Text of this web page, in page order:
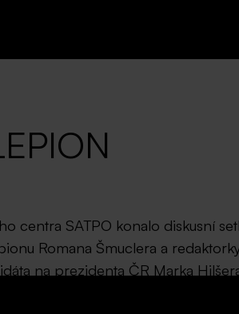
centra SATPO konalo diskusní
Romana Šmuclera a
na prezidenta ČR Marka
v rámci networkingu a napomáhat